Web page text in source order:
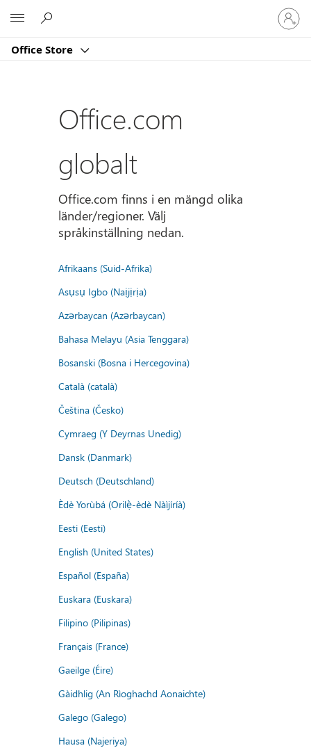
Office Store
Logga
in
på
konto
Office.com
globalt
Office.com finns i en mängd olika
länder/regioner. Välj
språkinställning nedan.
Afrikaans (Suid-Afrika)
Asụsụ Igbo (Naịjịrịa)
Azərbaycan (Azərbaycan)
Bahasa Melayu (Asia Tenggara)
Bosanski (Bosna i Hercegovina)
Català (català)
Čeština (Česko)
Cymraeg (Y Deyrnas Unedig)
Dansk (Danmark)
Deutsch (Deutschland)
Èdè Yorùbá (Orilẹ̀-èdè Nàìjíríà)
Eesti (Eesti)
English (United States)
Español (España)
Euskara (Euskara)
Filipino (Pilipinas)
Français (France)
Gaeilge (Éire)
Gàidhlig (An Rìoghachd Aonaichte)
Galego (Galego)
Hausa (Najeriya)